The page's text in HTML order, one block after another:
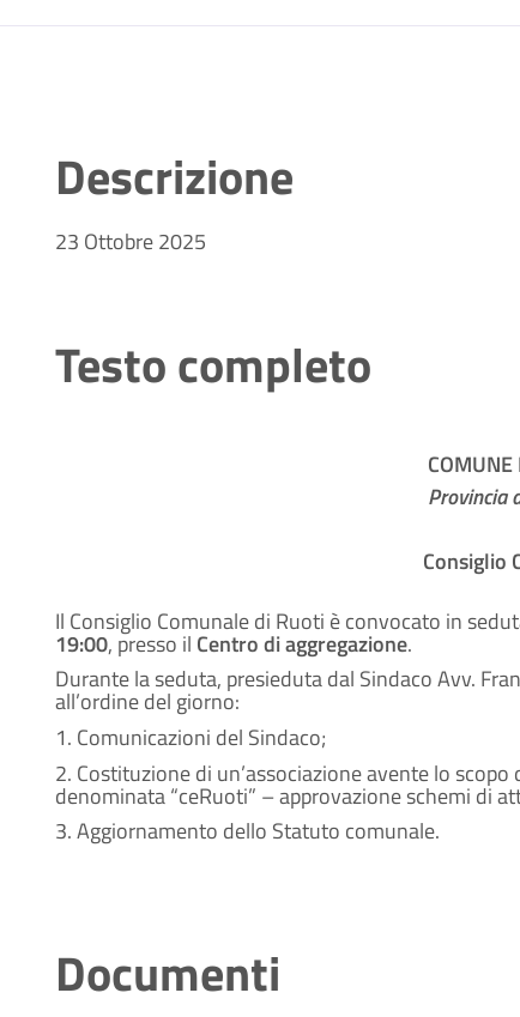
Descrizione
23 Ottobre 2025
Testo completo
COMUNE
Provincia
Consiglio
Il Consiglio Comunale di Ruoti è convocato in
19:00, presso il Centro di aggregazione.
Durante la seduta, presieduta dal Sindaco Avv.
all’ordine del giorno:
1. Comunicazioni del Sindaco;
2. Costituzione di un’associazione avente lo
denominata “ceRuoti” – approvazione schemi di
3. Aggiornamento dello Statuto comunale.
Documenti